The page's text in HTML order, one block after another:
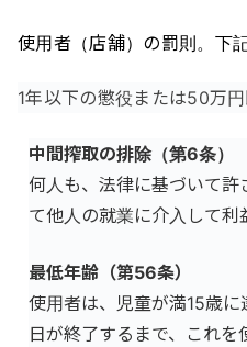
使用者（店舗）の罰則。下
1年以下の懲役または50万
中間搾取の排除（第6条）
何人も、法律に基づいて
て他人の就業に介入して利
最低年齢（第56条）
使用者は、児童が満15歳
日が終了するまで、これを